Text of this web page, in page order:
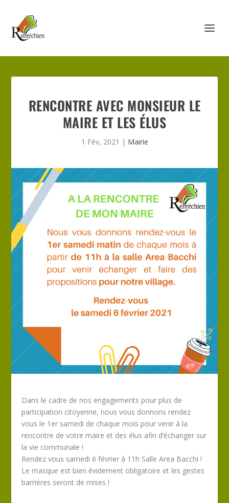
RENCONTRE AVEC MONSIEUR LE
MAIRE ET LES ÉLUS
1 Fév, 2021 | Mairie
Dans le cadre de nos engagements pour plus de
participation citoyenne, nous vous donnons rendez
vous le 1er samedi de chaque mois pour venir à la
rencontre de votre maire et des élus afin d’échanger sur
la vie communale !
Rendez vous samedi 6 février à 11h Salle Area Bacchi !
Le masque est bien évidement obligatoire et les gestes
barrières seront de mises !